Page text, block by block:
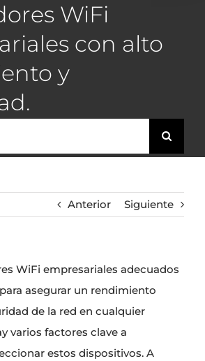
WiFi
con alto
y
Anterior Siguiente
WiFi empresariales adecuados
asegurar un rendimiento
de la red en cualquier
varios factores clave a
estos dispositivos. A